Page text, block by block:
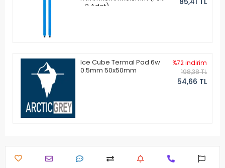
- 2 Adet)
Ice Cube Termal Pad 6w
0.5mm 50x50mm
%72 indirim
198,38 TL
54,66 TL